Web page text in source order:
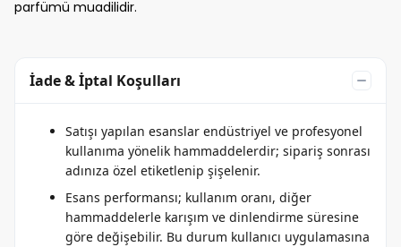
parfümü muadilidir.
İade & İptal Koşulları
Satışı yapılan esanslar endüstriyel ve profesyonel
kullanıma yönelik hammaddelerdir; sipariş sonrası
adınıza özel etiketlenip şişelenir.
Esans performansı; kullanım oranı, diğer
hammaddelerle karışım ve dinlendirme süresine
göre değişebilir. Bu durum kullanıcı uygulamasına